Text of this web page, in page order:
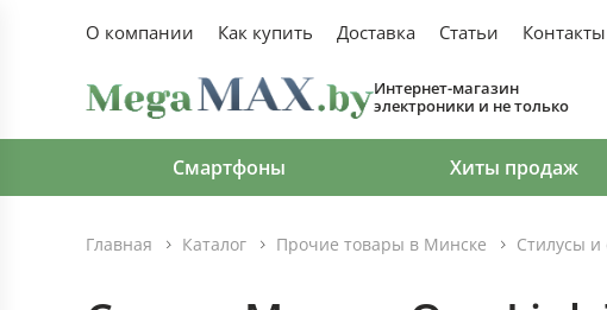
О компании Как купить Доставка Статьи Контакты
Интернет-магазин
электроники и не только
Смартфоны Хиты продаж
Главная Каталог Прочие товары в Минске Стилусы